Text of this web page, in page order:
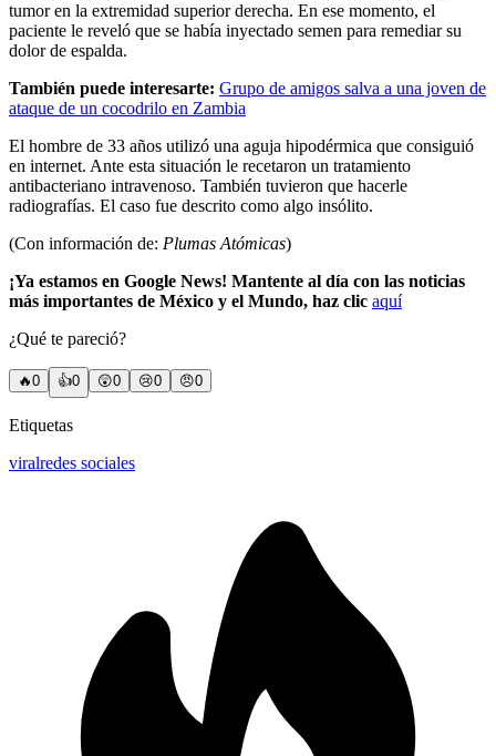
tumor en la extremidad superior derecha. En ese momento, el
paciente le reveló que se había inyectado semen para remediar su
dolor de espalda.
También puede interesarte: Grupo de amigos salva a una joven de
ataque de un cocodrilo en Zambia
El hombre de 33 años utilizó una aguja hipodérmica que consiguió
en internet. Ante esta situación le recetaron un tratamiento
antibacteriano intravenoso. También tuvieron que hacerle
radiografías. El caso fue descrito como algo insólito.
(Con información de: Plumas Atómicas)
¡Ya estamos en Google News! Mantente al día con las noticias
más importantes de México y el Mundo, haz clic aquí
¿Qué te pareció?
🔥0 👍0 😲0 😢0 😠0
Etiquetas
viralredes sociales